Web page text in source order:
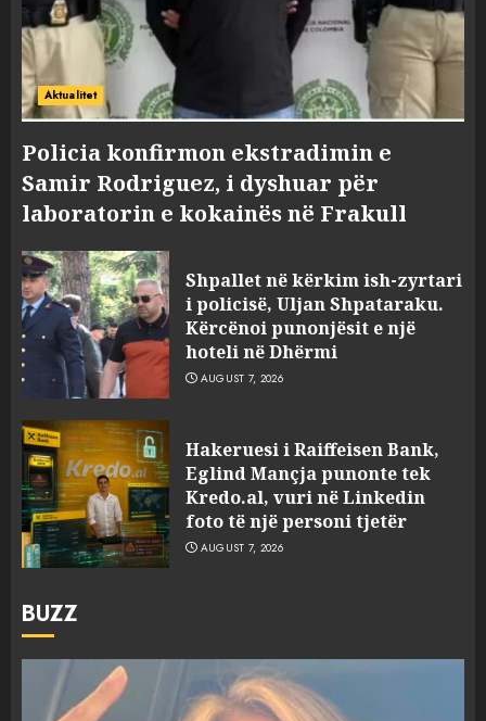
Aktualitet
Policia konfirmon ekstradimin e
Samir Rodriguez, i dyshuar për
laboratorin e kokainës në Frakull
Shpallet në kërkim ish-zyrtari
i policisë, Uljan Shpataraku.
Kërcënoi punonjësit e një
hoteli në Dhërmi
AUGUST 7, 2026
Hakeruesi i Raiffeisen Bank,
Eglind Mançja punonte tek
Kredo.al, vuri në Linkedin
foto të një personi tjetër
AUGUST 7, 2026
BUZZ